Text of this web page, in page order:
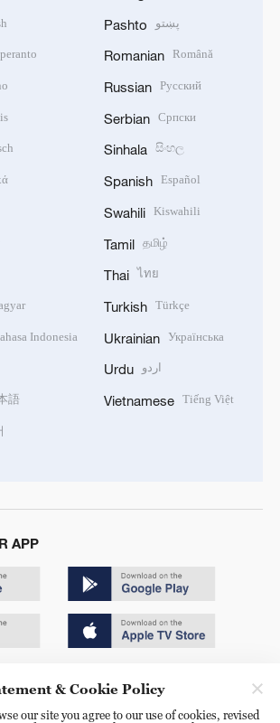
Indonesia
語
Pashto پښتو
Romanian Română
Russian Русский
Serbian Српски
Sinhala සිංහල
Spanish Español
Swahili Kiswahili
Tamil தமிழ்
Thai ไทย
Turkish Türkçe
Ukrainian Українська
Urdu اردو
Vietnamese Tiếng Việt
APP
& Cookie Policy
our site you agree to our use of cookies, revised